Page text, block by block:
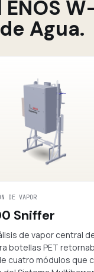
Agua.
DE VAPOR
Sniffer
de vapor central
botellas PET
cuatro módulos que